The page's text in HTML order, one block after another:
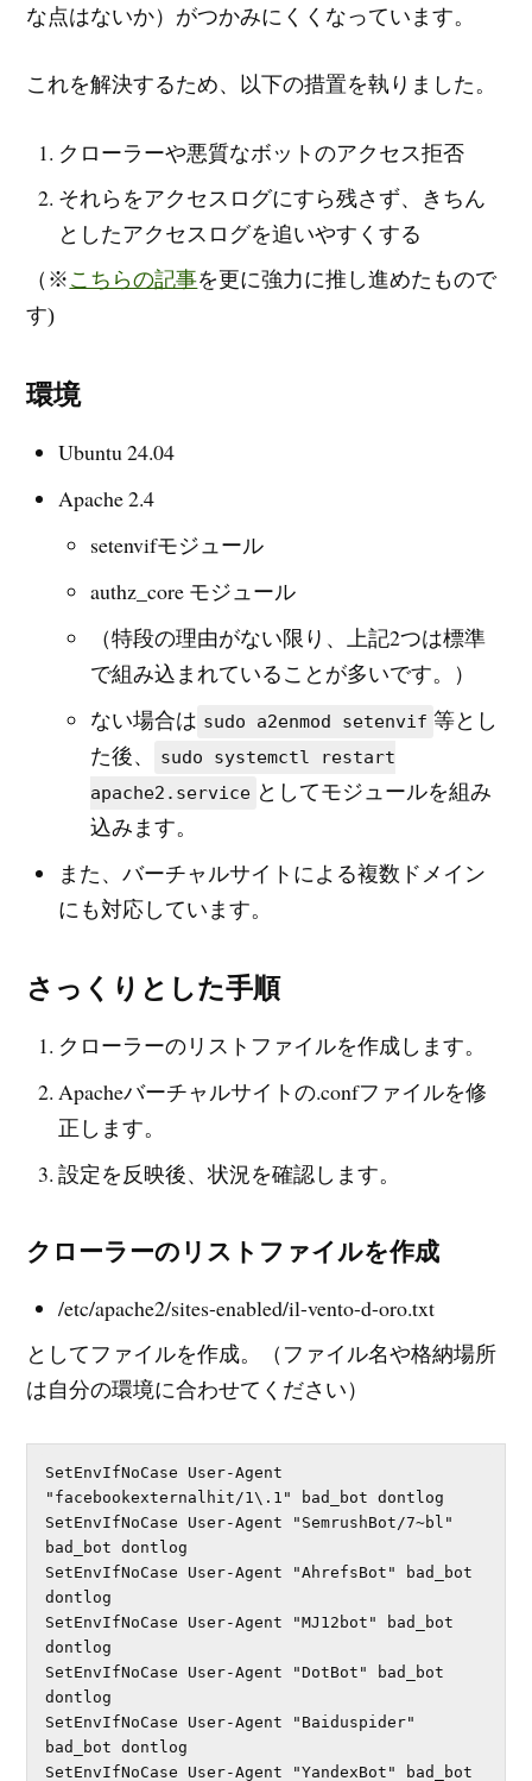
な点はないか）がつかみにくくなっています。
これを解決するため、以下の措置を執りました。
クローラーや悪質なボットのアクセス拒否
それらをアクセスログにすら残さず、きちん
としたアクセスログを追いやすくする
（※ こちらの記事を更に強力に推し進めたもので
す)
環境
Ubuntu 24.04
Apache 2.4
setenvifモジュール
authz_core モジュール
（特段の理由がない限り、上記2つは標準
で組み込まれていることが多いです。）
ない場合は sudo a2enmod setenvif 等とし
た後、
sudo systemctl restart
apache2.service としてモジュールを組み
込みます。
また、バーチャルサイトによる複数ドメイン
にも対応しています。
さっくりとした手順
クローラーのリストファイルを作成します。
Apacheバーチャルサイトの.confファイルを修
正します。
設定を反映後、状況を確認します。
クローラーのリストファイルを作成
/etc/apache2/sites-enabled/il-vento-d-oro.txt
としてファイルを作成。（ファイル名や格納場所
は自分の環境に合わせてください）
SetEnvIfNoCase User-Agent
"facebookexternalhit/1\.1" bad_bot dontlog
SetEnvIfNoCase User-Agent "SemrushBot/7~bl"
bad_bot dontlog
SetEnvIfNoCase User-Agent "AhrefsBot" bad_bot
dontlog
SetEnvIfNoCase User-Agent "MJ12bot" bad_bot
dontlog
SetEnvIfNoCase User-Agent "DotBot" bad_bot
dontlog
SetEnvIfNoCase User-Agent "Baiduspider"
bad_bot dontlog
SetEnvIfNoCase User-Agent "YandexBot" bad_bot